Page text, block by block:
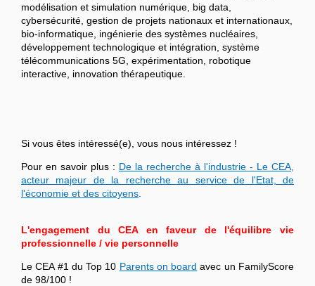
modélisation et simulation numérique, big data,
cybersécurité, gestion de projets nationaux et internationaux,
bio-informatique, ingénierie des systèmes nucléaires,
développement technologique et intégration, système
télécommunications 5G, expérimentation, robotique
interactive, innovation thérapeutique.
Si vous êtes intéressé(e), vous nous intéressez !
Pour en savoir plus : De la recherche à l'industrie - Le CEA,
acteur majeur de la recherche au service de l'Etat, de
l'économie et des citoyens
L'engagement du CEA en faveur de l'équilibre vie
professionnelle / vie personnelle
Le CEA #1 du Top 10 Parents on board avec un FamilyScore
de 98/100 !